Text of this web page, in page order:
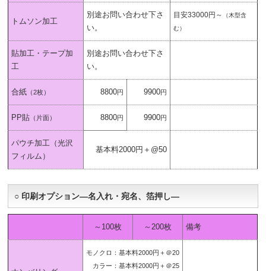
トムソン加工
別途お問い合わせ下さ
い。
目安33000円～
（木型含
む）
貼加工・テープ加
工
別途お問い合わせ下さ
い。
合紙 （2枚） 8800円 9900円
PP貼 （片面） 8800円 9900円
パウチ加工（光沢
フィルム）
基本料2000円＋@50
○ 印刷オプション―名入れ・宛名、箔押し―
～100枚 ～200枚 備考
モノクロ：基本料2000円＋＠20
カラー：基本料2000円＋＠25